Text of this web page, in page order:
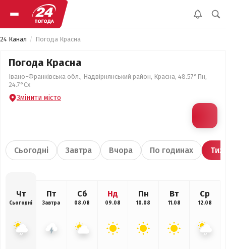
24 Канал Погода Красна
Погода Красна
Івано-Франківська обл., Надвірнянський район, Красна, 48.57°Пн,
24.7°Сх
Змінити місто
Сьогодні Завтра Вчора По годинах
Чт
Сьогодні
Пт
Завтра
Сб
08.08
Нд
09.08
Пн
10.08
Вт
11.08
Ср
12.08